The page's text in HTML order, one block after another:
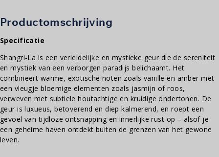
aantal
Productomschrijving
Specificatie
Shangri-La is een verleidelijke en mystieke geur die de sereniteit
en mystiek van een verborgen paradijs belichaamt. Het
combineert warme, exotische noten zoals vanille en amber met
een vleugje bloemige elementen zoals jasmijn of roos,
verweven met subtiele houtachtige en kruidige ondertonen. De
geur is luxueus, betoverend en diep kalmerend, en roept een
gevoel van tijdloze ontsnapping en innerlijke rust op – alsof je
een geheime haven ontdekt buiten de grenzen van het gewone
leven.